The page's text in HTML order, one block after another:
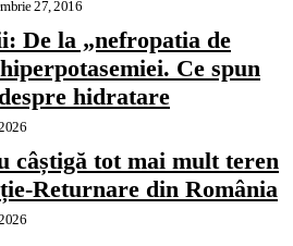
27, 2016
De la „nefropatia de
Ce spun
hidratare
câștigă tot mai mult teren
Returnare din România